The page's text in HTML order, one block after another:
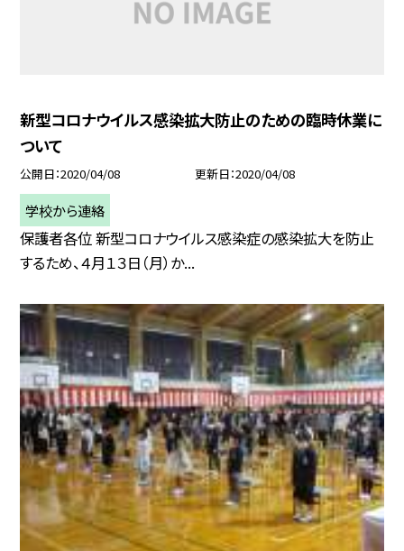
新型コロナウイルス感染拡大防止のための臨時休業に
ついて
公開日 2020/04/08 更新日 2020/04/08
学校から連絡
保護者各位 新型コロナウイルス感染症の感染拡大を防止
するため、４月１３日（月）か...